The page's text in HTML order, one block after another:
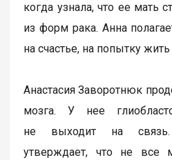
когда узнала, что ее мать
из форм рака. Анна
на счастье, на попытку
Анастасия Заворотнюк
мозга. У нее
не выходит на
утверждает, что не все